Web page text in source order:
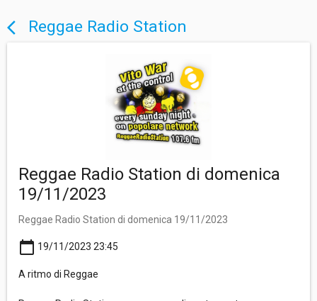
arrow_back_ios Reggae Radio Station
Reggae Radio Station di domenica
19/11/2023
Reggae Radio Station di domenica 19/11/2023
calendar_today 19/11/2023 23:45
A ritmo di Reggae